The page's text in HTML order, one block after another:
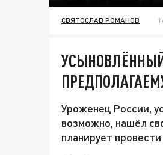
СВЯТОСЛАВ РОМАНОВ
Уроженец России,
возможно, нашёл
планирует